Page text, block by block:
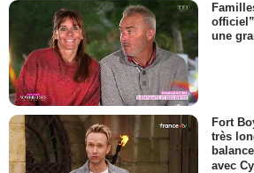
une
Fort
très
avec